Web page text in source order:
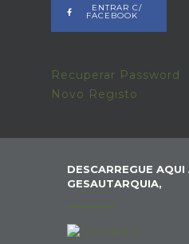
ENTRAR C/
FACEBOOK
Recuperar Password
Novo Registo
DESCARREGUE AQUI
GESAUTARQUIA,